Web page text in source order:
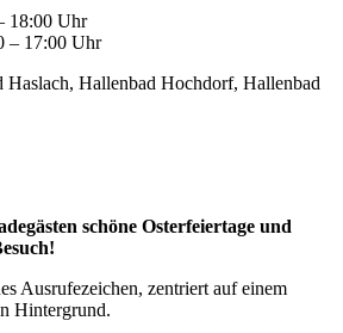
18:00 Uhr
– 17:00 Uhr
Haslach, Hallenbad Hochdorf, Hallenbad
schöne Osterfeiertage und